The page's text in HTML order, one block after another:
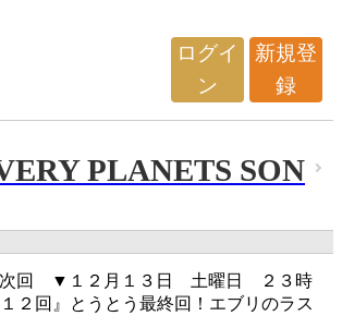
ログイ
ン
新規登
録
PLANETS SON
回 ▼１２月１３日 土曜日 ２３時
２回』とうとう最終回！エブリのラス